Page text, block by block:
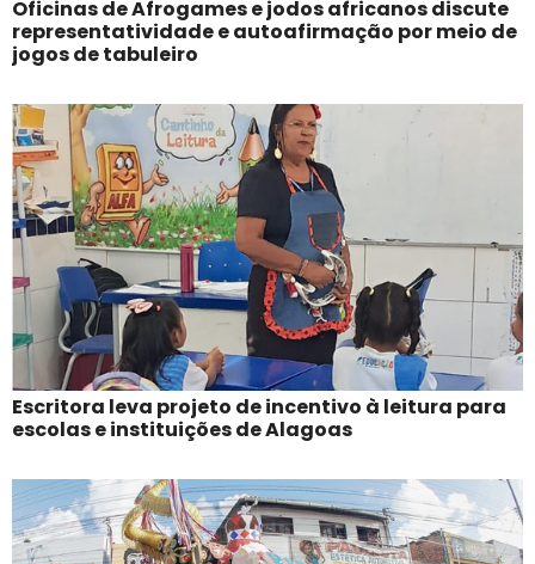
Oficinas de Afrogames e jodos africanos discute
representatividade e autoafirmação por meio de
jogos de tabuleiro
Escritora leva projeto de incentivo à leitura para
escolas e instituições de Alagoas